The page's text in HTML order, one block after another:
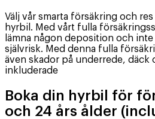
Välj vår smarta försäkring och
hyrbil. Med vårt fulla
lämna någon deposition och
självrisk. Med denna fulla
även skador på underrede, däck
inkluderade
Boka din hyrbil för
och 24 års ålder